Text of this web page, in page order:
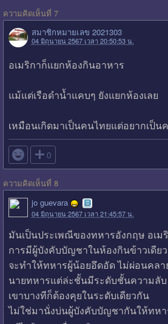
ความคิดเห็นที่ 7
สมาชิกหมายเลข 2021303
04 มิถุนายน 2567 เวลา 20:50:53 น.
อเมริกาก็แยกห้องกินอาหาร
แม้แต่เรือดำน้ำแคบๆ ยังแยกห้องเลย
เหมือนเกิดมาเป็นคนไทยแต่อยากเป็น
 0
ความคิดเห็นที่ 8
jo guevara
04 มิถุนายน 2567 เวลา 21:45:57 น.
มันเป็นประเพณีของทหารอังกฤษ อเม
การมีผู้บังคับบัญชาในห้องกินข้าวเดีย
จะทำให้ทหารผู้น้อยอึดอัด ไม่ผ่อนคลา
นายทหารแต่ล่ะชั้นมีระดับชั้นความลับ
เขาบางทีก็ต้องคุยในระดับเดียวกัน
ไม่ใช่มานั่งบ่นผู้บังคับบัญชากันให้ทห